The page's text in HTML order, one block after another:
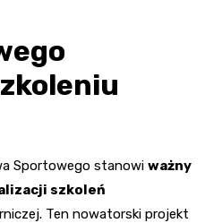
Sportowego stanowi ważny
szkoleń
Ten nowatorski projekt